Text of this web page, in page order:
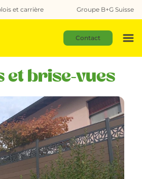
et carrière Groupe B+G Suisse
Contact
et brise-vues